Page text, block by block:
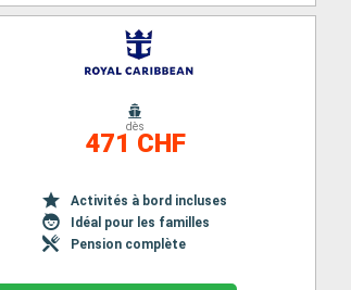
dès
471 CHF
Activités à bord incluses
Idéal pour les familles
Pension complète